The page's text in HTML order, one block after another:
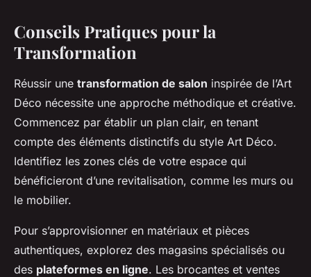
Conseils Pratiques pour la
Transformation
Réussir une transformation de salon inspirée de l’Art
Déco nécessite une approche méthodique et créative.
Commencez par établir un plan clair, en tenant
compte des éléments distinctifs du style Art Déco.
Identifiez les zones clés de votre espace qui
bénéficieront d’une revitalisation, comme les murs ou
le mobilier.
Pour s’approvisionner en matériaux et pièces
authentiques, explorez des magasins spécialisés ou
des plateformes en ligne. Les brocantes et ventes